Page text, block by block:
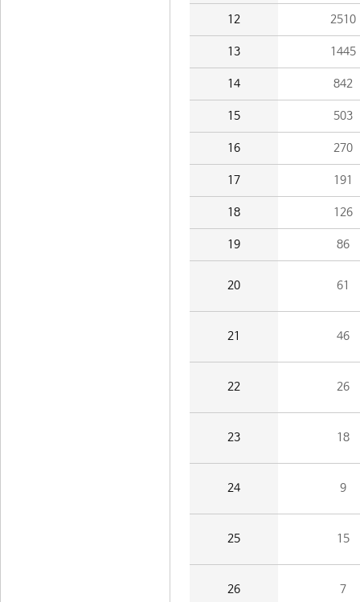
12 2510
13 1445
14 842
15 503
16 270
17 191
18 126
19 86
20 61
21 46
22 26
23 18
24 9
25 15
26 7